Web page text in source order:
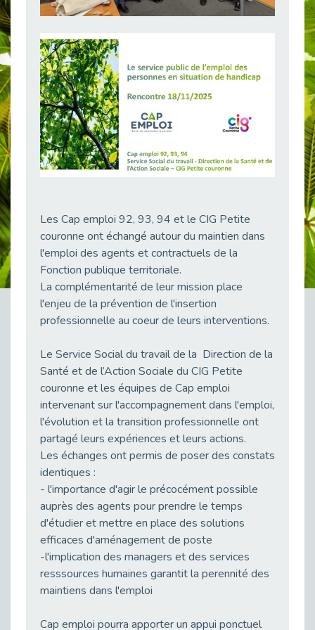
38 vidéos pour comprendre et agir durablement
Publié le 04/05/2026
Publié le 01/05/2026
Témoignage : Le parcours de Marc, 44 ans
Publié le 30/04/2026
L’Aménagement Raisonnable : Un Levier pour l’Équité
Publié le 29/04/2026
28 avril : Agir ensemble pour une culture de prévention au travail
Publié le 27/04/2026
Mobilisation pour l’alternance et le handicap
Publié le 24/04/2026
Publié le 23/04/2026
Témoignage : "Le maintien en emploi est un investissement, pas une contrainte."
Publié le 22/04/2026
Publié le 20/04/2026
[RETOUR SUR] Une session de recrutement inclusive réussie à Asnières !
Publié le 20/04/2026
Publié le 20/04/2026
Cap Emploi 92 s'engage pour la santé mentale : La formation PSSM au cœur de l'accompagnement
Publié le 13/04/2026
Publié le 13/04/2026
Journée mondiale de la maladie de Parkinson : Mieux comprendre pour mieux accompagner
Publié le 11/04/2026
Les Cap emploi 92, 93, 94 et le CIG Petite
couronne ont échangé autour du maintien dans
l'emploi des agents et contractuels de la
Fonction publique territoriale.
La complémentarité de leur mission place
l'enjeu de la prévention de l'insertion
professionnelle au coeur de leurs interventions.
Le Service Social du travail de la Direction de la
Santé et de l’Action Sociale du CIG Petite
couronne et les équipes de Cap emploi
intervenant sur l'accompagnement dans l'emploi,
l'évolution et la transition professionnelle ont
partagé leurs expériences et leurs actions.
Les échanges ont permis de poser des constats
identiques :
- l'importance d'agir le précocément possible
auprès des agents pour prendre le temps
d'étudier et mettre en place des solutions
efficaces d'aménagement de poste
-l'implication des managers et des services
resssources humaines garantit la perennité des
maintiens dans l'emploi
Cap emploi pourra apporter un appui ponctuel